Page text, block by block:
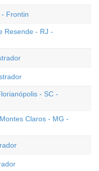
Frontin
Resende - RJ -
- SC -
Claros - MG -